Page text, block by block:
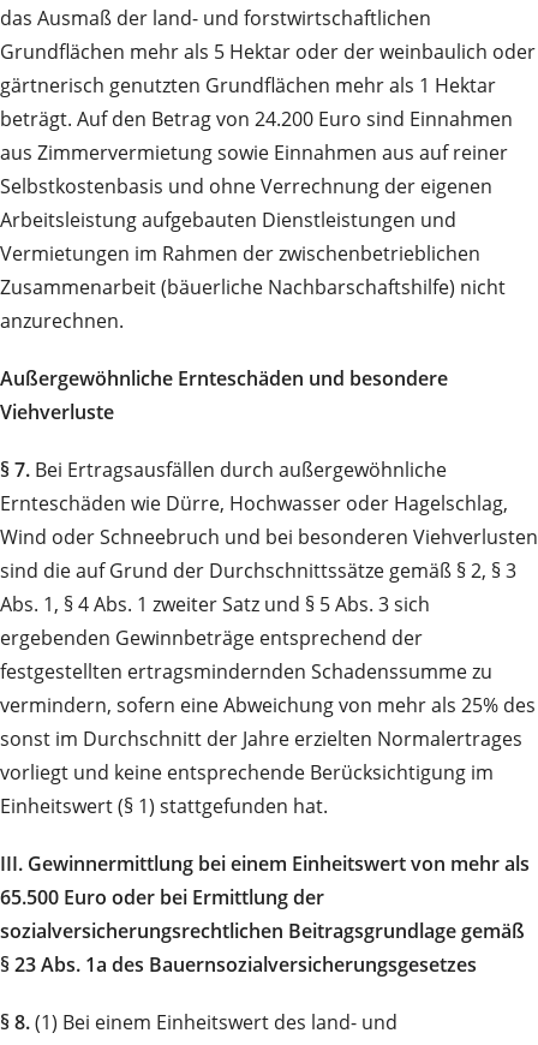
das Ausmaß der land- und forstwirtschaftlichen
Grundflächen mehr als 5 Hektar oder der weinbaulich oder
gärtnerisch genutzten Grundflächen mehr als 1 Hektar
beträgt. Auf den Betrag von 24.200 Euro sind Einnahmen
aus Zimmervermietung sowie Einnahmen aus auf reiner
Selbstkostenbasis und ohne Verrechnung der eigenen
Arbeitsleistung aufgebauten Dienstleistungen und
Vermietungen im Rahmen der zwischenbetrieblichen
Zusammenarbeit (bäuerliche Nachbarschaftshilfe) nicht
anzurechnen.
Außergewöhnliche Ernteschäden und besondere
Viehverluste
§ 7. Bei Ertragsausfällen durch außergewöhnliche
Ernteschäden wie Dürre, Hochwasser oder Hagelschlag,
Wind oder Schneebruch und bei besonderen Viehverlusten
sind die auf Grund der Durchschnittssätze gemäß § 2, § 3
Abs. 1, § 4 Abs. 1 zweiter Satz und § 5 Abs. 3 sich
ergebenden Gewinnbeträge entsprechend der
festgestellten ertragsmindernden Schadenssumme zu
vermindern, sofern eine Abweichung von mehr als 25% des
sonst im Durchschnitt der Jahre erzielten Normalertrages
vorliegt und keine entsprechende Berücksichtigung im
Einheitswert (§ 1) stattgefunden hat.
III. Gewinnermittlung bei einem Einheitswert von mehr als
65.500 Euro oder bei Ermittlung der
sozialversicherungsrechtlichen Beitragsgrundlage gemäß
§ 23 Abs. 1a des Bauernsozialversicherungsgesetzes
§ 8.(1) Bei einem Einheitswert des land- und